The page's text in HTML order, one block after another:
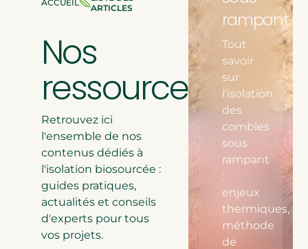
Isolation de comble
Isolation des rampants
ESTIMEZ
POUR VOS
DÉCOUVRIR
ÊTES
ACCUEIL
ARTICLES
Nos
ressources
Retrouvez ici
l'ensemble de nos
contenus dédiés à
l'isolation biosourcée :
guides pratiques,
actualités et conseils
d'experts pour tous
vos projets.
rampant
Tout
savoir
sur
l'isolation
des
combles
sous
rampant
:
enjeux
thermiques,
méthode
de